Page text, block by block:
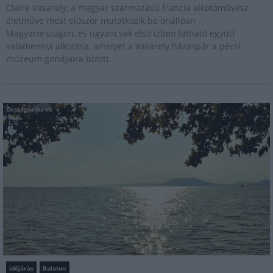
Claire Vasarely, a magyar származású francia alkotóművész
életműve most először mutatkozik be önállóan
Magyarországon, és ugyancsak első ízben látható együtt
valamennyi alkotása, amelyet a Vasarely házaspár a pécsi
múzeum gondjaira bízott.
Országos hírek
időjárás Balaton